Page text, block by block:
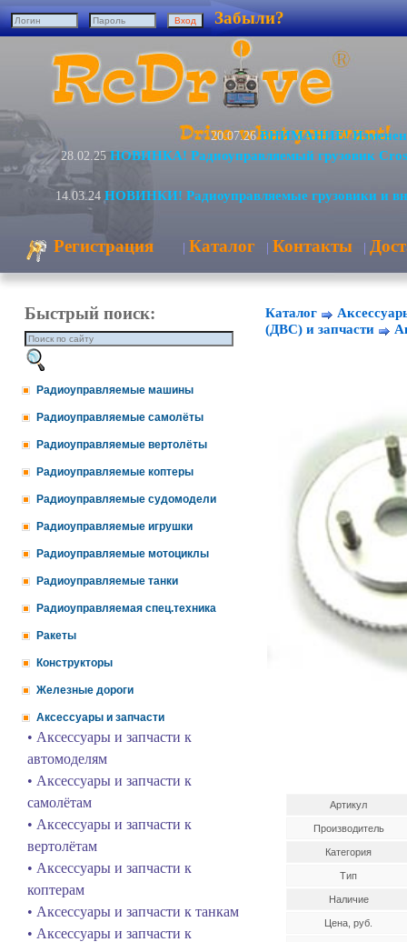
Забыли?
20.07.26 ВНИМАНИЕ!
28.02.25 НОВИНКА! Радиоуправляемый грузовик
14.03.24 НОВИНКИ! Радиоуправляемые грузовики и
Регистрация | Каталог | Контакты |
Быстрый поиск:
Радиоуправляемые машины
Радиоуправляемые самолёты
Радиоуправляемые вертолёты
Радиоуправляемые коптеры
Радиоуправляемые судомодели
Радиоуправляемые игрушки
Радиоуправляемые мотоциклы
Радиоуправляемые танки
Радиоуправляемая спец.техника
Ракеты
Конструкторы
Железные дороги
Аксессуары и запчасти
• Аксессуары и запчасти к
автомоделям
• Аксессуары и запчасти к
самолётам
• Аксессуары и запчасти к
вертолётам
• Аксессуары и запчасти к
коптерам
• Аксессуары и запчасти к танкам
• Аксессуары и запчасти к
Каталог
(ДВС) и запчасти
Артикул
Производитель
Категория
Тип
Наличие
Цена, руб.